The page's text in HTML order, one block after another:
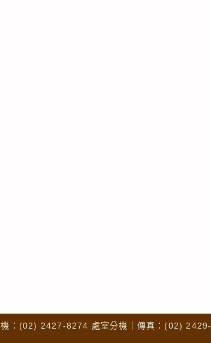
：(02) 2427-8274 處室分機｜傳真：(02) 2429-